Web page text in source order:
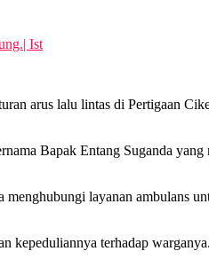
Ist
arus lalu lintas di Pertigaan
Bapak Entang Suganda
layanan ambulans
kepeduliannya terhadap warganya.